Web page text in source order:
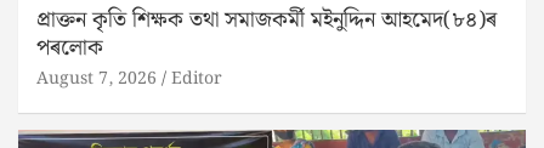
প্ৰাক্তন কৃতি শিক্ষক তথা সমাজকৰ্মী মইনুদ্দিন আহমেদ(৮৪)ৰ
পৰলোক
August 7, 2026 Editor